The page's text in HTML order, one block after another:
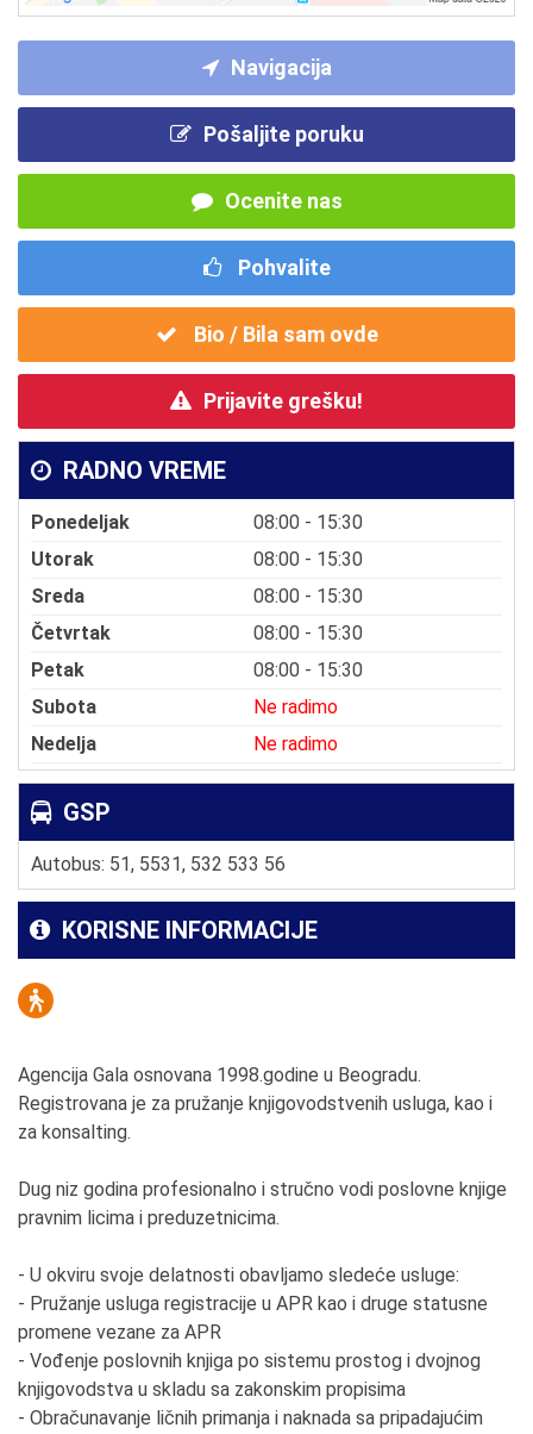
Navigacija
Pošaljite poruku
Ocenite nas
Pohvalite
Bio / Bila sam ovde
Prijavite grešku!
RADNO VREME
Ponedeljak
08:00 - 15:30
Utorak
08:00 - 15:30
Sreda
08:00 - 15:30
Četvrtak
08:00 - 15:30
Petak
08:00 - 15:30
Subota
Ne radimo
Nedelja
Ne radimo
GSP
Autobus: 51, 5531, 532 533 56
KORISNE INFORMACIJE
Agencija Gala osnovana 1998.godine u Beogradu.
Registrovana je za pružanje knjigovodstvenih usluga, kao i
za konsalting.
Dug niz godina profesionalno i stručno vodi poslovne knjige
pravnim licima i preduzetnicima.
- U okviru svoje delatnosti obavljamo sledeće usluge:
- Pružanje usluga registracije u APR kao i druge statusne
promene vezane za APR
- Vođenje poslovnih knjiga po sistemu prostog i dvojnog
knjigovodstva u skladu sa zakonskim propisima
- Obračunavanje ličnih primanja i naknada sa pripadajućim